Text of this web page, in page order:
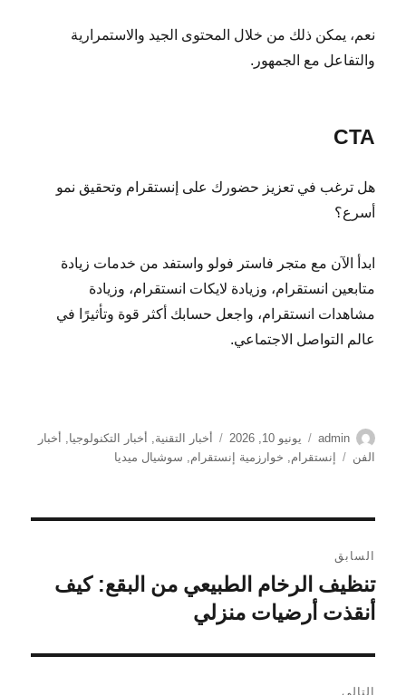
نعم، يمكن ذلك من خلال المحتوى الجيد والاستمرارية
والتفاعل مع الجمهور.
CTA
هل ترغب في تعزيز حضورك على إنستقرام وتحقيق نمو
أسرع؟
ابدأ الآن مع متجر فاستر فولو واستفد من خدمات زيادة
متابعين انستقرام، وزيادة لايكات انستقرام، وزيادة
مشاهدات انستقرام، واجعل حسابك أكثر قوة وتأثيرًا في
عالم التواصل الاجتماعي.
الكاتب
admin
نُشرت
في
يونيو 10, 2026 التصنيفات
أخبار التقنية, أخبار التكنولوجيا, أخبار
الفن
الوسوم
إنستقرام, خوارزمية إنستقرام, سوشيال ميديا
المقالات
السابق
المقالة
السابقة:
تنظيف الرخام الطبيعي من البقع: كيف
أنقذت أرضيات منزلي
التالي